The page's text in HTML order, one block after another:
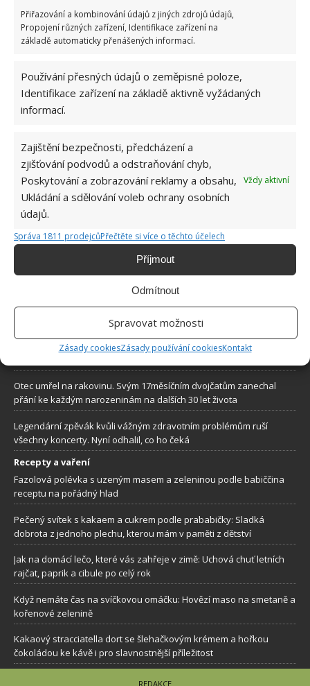
Přiřazování a kombinování údajů z jiných zdrojů údajů,
Propojení různých zařízení, Identifikace zařízení na
základě automaticky přenášených informací.
Používání přesných údajů o zeměpisné poloze,
Identifikace zařízení na základě aktivně vyžádaných
informací.
Zajištění bezpečnosti, předcházení a
zjišťování podvodů a odstraňování chyb,
Poskytování a zobrazování reklamy a obsahu,
Ukládání a sdělování voleb ochrany osobních
údajů.
Vždy aktivní
Správa 1811 prodejcůPřečtěte si více o těchto účelech
Příjmout
Odmítnout
Spravovat možnosti
Zásady cookiesZásady používání cookiesKontakt
fantasticky
8.8.2026
O WEBU
Sháníte zajímavé tipy jak vylepšit Váš domov? Originální nápady,
aktuální trendy, praktické rady i inspirativní fotografie najdete na
stránkách internetového magazínu
ale zajistil jejich opětovné shledaní
Výchova dítěte občas vyžaduje důležité lekce. Jednu takovou dala
své dceři mladá matka
Otec umřel na rakovinu. Svým 17měsíčním dvojčatům zanechal
přání ke každým narozeninám na dalších 30 let života
Legendární zpěvák kvůli vážným zdravotním problémům ruší
všechny koncerty. Nyní odhalil, co ho čeká
Recepty a vaření
Fazolová polévka s uzeným masem a zeleninou podle babiččina
receptu na pořádný hlad
Pečený svítek s kakaem a cukrem podle prababičky: Sladká
dobrota z jednoho plechu, kterou mám v paměti z dětství
Jak na domácí lečo, které vás zahřeje v zimě: Uchová chuť letních
rajčat, paprik a cibule po celý rok
Když nemáte čas na svíčkovou omáčku: Hovězí maso na smetaně a
kořenové zelenině
Kakaový stracciatella dort se šlehačkovým krémem a hořkou
čokoládou ke kávě i pro slavnostnější příležitost
REDAKCE